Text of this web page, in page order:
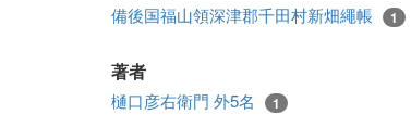
備後国福山領深津郡千田村新畑繩帳 1
著者
樋口彦右衛門 外5名 1